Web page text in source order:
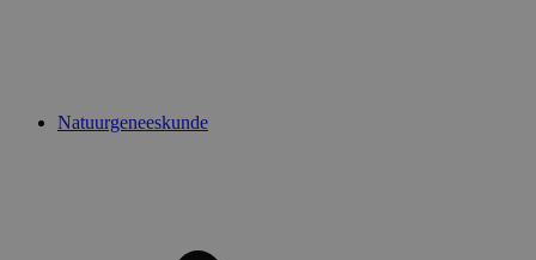
Natuurgeneeskunde